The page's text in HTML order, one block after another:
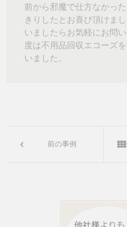
前から邪魔で仕方なかっ
きりしたとお喜び頂けま
いましたらお気軽にお問
度は不用品回収エコーズ
いました。
前の事例